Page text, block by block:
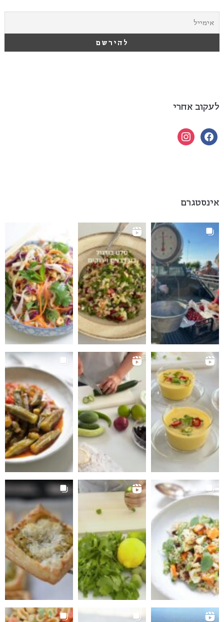
לעקוב אחרי
facebook
instagram
אינסטגרם